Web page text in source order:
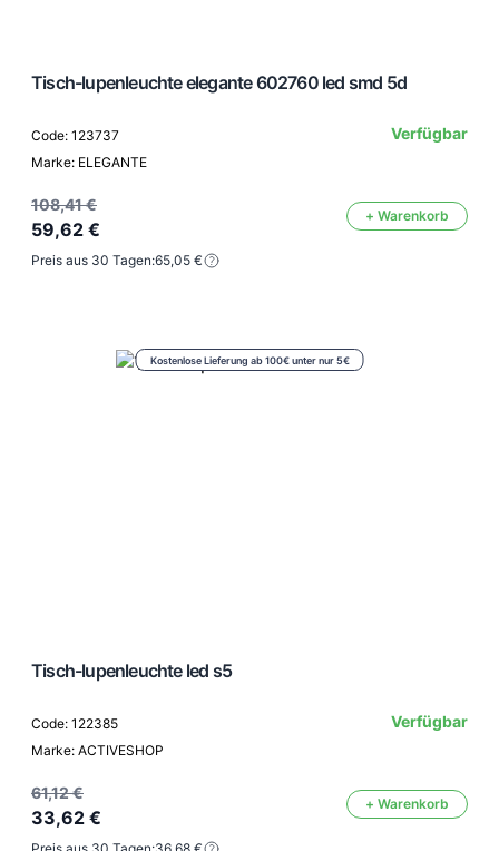
Tisch-lupenleuchte elegante 602760 led smd 5d
Code: 123737
Marke: ELEGANTE
Verfügbar
108,41 €
59,62 €
+ Warenkorb
Preis aus 30 Tagen:65,05 €
Kostenlose Lieferung ab 100€ unter nur 5€
Tisch-lupenleuchte led s5
Code: 122385
Marke: ACTIVESHOP
Verfügbar
61,12 €
33,62 €
+ Warenkorb